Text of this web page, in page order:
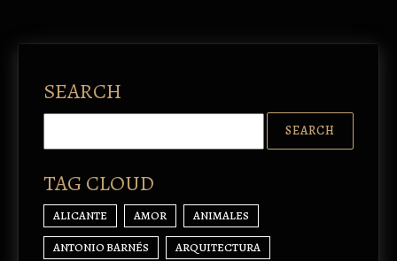
SEARCH
TAG CLOUD
ALICANTE AMOR ANIMALES
ANTONIO BARNÉS ARQUITECTURA